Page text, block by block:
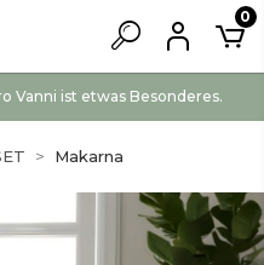
Vanni ist etwas Besonderes.
0
Makarna